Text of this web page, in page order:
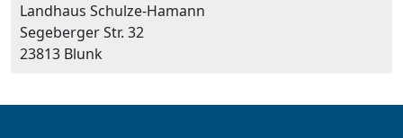
Landhaus Schulze-Hamann
Segeberger Str. 32
23813 Blunk